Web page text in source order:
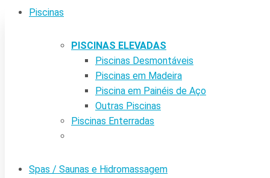
Piscinas
PISCINAS ELEVADAS
Piscinas Desmontáveis
Piscinas em Madeira
Piscina em Painéis de Aço
Outras Piscinas
Piscinas Enterradas
Spas / Saunas e Hidromassagem